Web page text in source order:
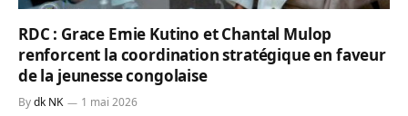
RDC : Grace Emie Kutino et Chantal Mulop
renforcent la coordination stratégique en faveur
de la jeunesse congolaise
Bydk NK 1 mai 2026